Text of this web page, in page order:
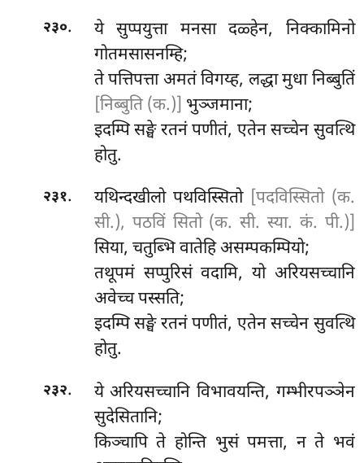
२३०. येसुप्पयुत्ता मनसा दळ्हेन, निक्कामिनो
गोतमसासनम्हि;
ते पत्तिपत्ता अमतं विगय्ह, लद्धा मुधा निब्बुतिं
[निब्बुति (क.)] भुञ्जमाना;
इदम्पि सङ्घे रतनं पणीतं, एतेन सच्चेन सुवत्थि
होतु.
२३१. यथिन्दखीलो पथविस्सितो [पदविस्सितो (क.
सी.), पठविं सितो (क. सी. स्या. कं. पी.)]
सिया, चतुब्भि वातेहि असम्पकम्पियो;
तथूपमं सप्पुरिसं वदामि, यो अरियसच्चानि
अवेच्च पस्सति;
इदम्पि सङ्घे रतनं पणीतं, एतेन सच्चेन सुवत्थि
होतु.
२३२.
ये अरियसच्चानि विभावयन्ति, गम्भीरपञ्ञेन
सुदेसितानि;
किञ्चापि ते होन्ति भुसं पमत्ता, न ते भवं